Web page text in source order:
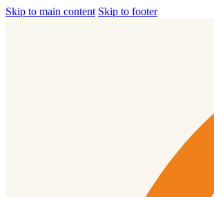
Skip to main content Skip to footer